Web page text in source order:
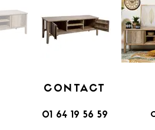
CONTACT
01 64 19 56 59